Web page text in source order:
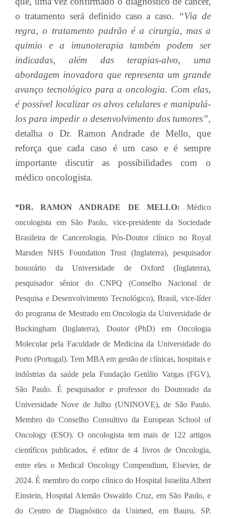
o tratamento será definido caso a caso. “Via de
regra, o tratamento padrão é a cirurgia, mas a
quimio e a imunoterapia também podem ser
indicadas, além das terapias-alvo, uma
abordagem inovadora que representa um grande
avanço tecnológico para a oncologia. Com elas,
é possível localizar os alvos celulares e manipulá-
los para impedir o desenvolvimento dos tumores”,
detalha o Dr. Ramon Andrade de Mello, que
reforça que cada caso é um caso e é sempre
importante discutir as possibilidades com o
médico oncologista.
*DR. RAMON ANDRADE DE MELLO: Médico
oncologista em São Paulo, vice-presidente da Sociedade
Brasileira de Cancerologia, Pós-Doutor clínico no Royal
Marsden NHS Foundation Trust (Inglaterra), pesquisador
honorário da Universidade de Oxford (Inglaterra),
pesquisador sênior do CNPQ (Conselho Nacional de
Pesquisa e Desenvolvimento Tecnológico), Brasil, vice-líder
do programa de Mestrado em Oncologia da Universidade de
Buckingham (Inglaterra), Doutor (PhD) em Oncologia
Molecular pela Faculdade de Medicina da Universidade do
Porto (Portugal). Tem MBA em gestão de clínicas, hospitais e
indústrias da saúde pela Fundação Getúlio Vargas (FGV),
São Paulo. É pesquisador e professor do Doutorado da
Universidade Nove de Julho (UNINOVE), de São Paulo.
Membro do Conselho Consultivo da European School of
Oncology (ESO). O oncologista tem mais de 122 artigos
científicos publicados, é editor de 4 livros de Oncologia,
entre eles o Medical Oncology Compendium, Elsevier, de
2024. É membro do corpo clínico do Hospital Israelita Albert
Einstein, Hospital Alemão Oswaldo Cruz, em São Paulo, e
do Centro de Diagnóstico da Unimed, em Bauru, SP.